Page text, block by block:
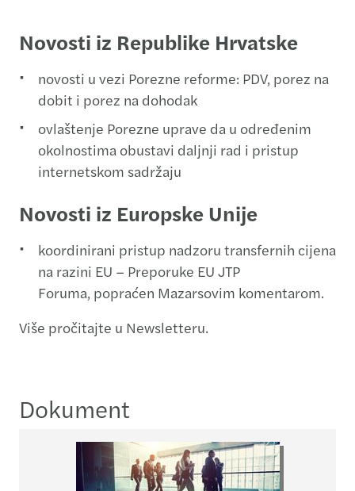
Novosti iz Republike Hrvatske
novosti u vezi Porezne reforme: PDV, porez na
dobit i porez na dohodak
ovlaštenje Porezne uprave da u određenim
okolnostima obustavi daljnji rad i pristup
internetskom sadržaju
Novosti iz Europske Unije
koordinirani pristup nadzoru transfernih cijena
na razini EU – Preporuke EU JTP
Foruma, popraćen Mazarsovim komentarom.
Više pročitajte u Newsletteru.
Dokument